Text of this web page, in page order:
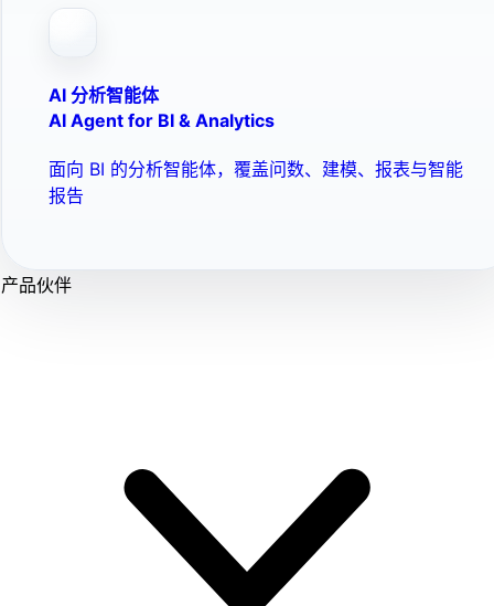
AI 分析智能体
AI Agent for BI & Analytics
面向 BI 的分析智能体，覆盖问数、建模、报表与智能
报告
产品伙伴